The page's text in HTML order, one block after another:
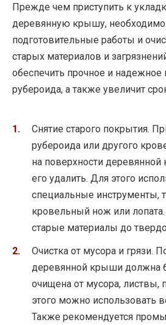
Прежде чем приступить к
деревянную крышу, необходимо
подготовительные работы и
старых материалов и
обеспечить прочное и надежное
рубероида, а также увеличит
Снятие старого покрытия.
рубероида или другого
на поверхности
его удалить. Для этого
специальные инструменты,
кровельный нож или
старые материалы до
Очистка от мусора и грязи.
деревянной крыши должна
очищена от мусора, листвы,
этого можно использовать
Также рекомендуется